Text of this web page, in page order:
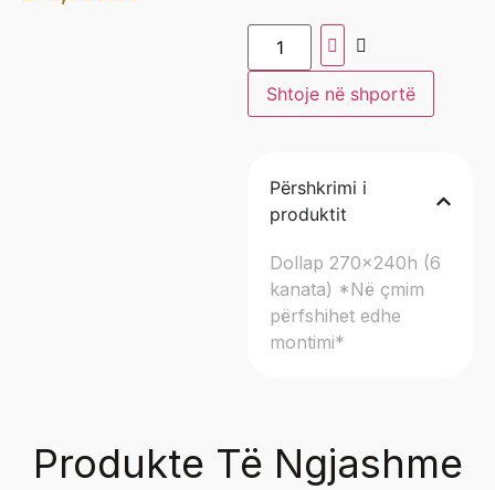
Shtoje në shportë
Përshkrimi i
produktit
Dollap 270x240h (6
kanata) *Në çmim
përfshihet edhe
montimi*
Produkte Të Ngjashme